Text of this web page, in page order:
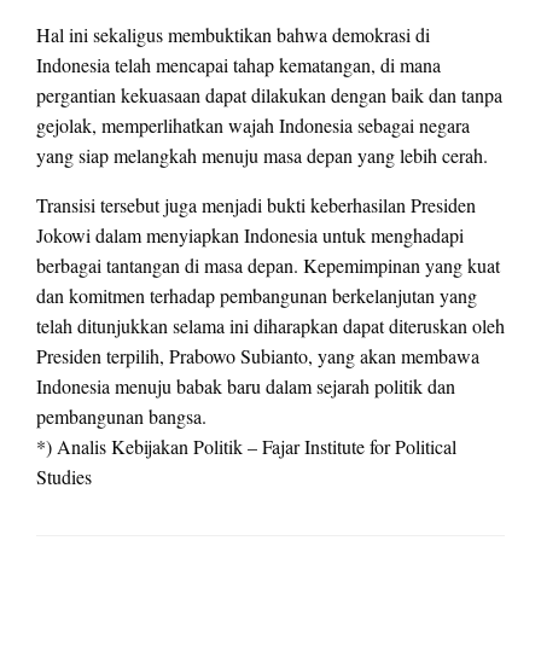
Hal ini sekaligus membuktikan bahwa demokrasi di
Indonesia telah mencapai tahap kematangan, di mana
pergantian kekuasaan dapat dilakukan dengan baik dan tanpa
gejolak, memperlihatkan wajah Indonesia sebagai negara
yang siap melangkah menuju masa depan yang lebih cerah.
Transisi tersebut juga menjadi bukti keberhasilan Presiden
Jokowi dalam menyiapkan Indonesia untuk menghadapi
berbagai tantangan di masa depan. Kepemimpinan yang kuat
dan komitmen terhadap pembangunan berkelanjutan yang
telah ditunjukkan selama ini diharapkan dapat diteruskan oleh
Presiden terpilih, Prabowo Subianto, yang akan membawa
Indonesia menuju babak baru dalam sejarah politik dan
pembangunan bangsa.
*) Analis Kebijakan Politik – Fajar Institute for Political
Studies